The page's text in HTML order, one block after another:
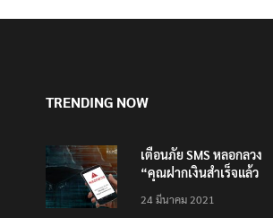
TRENDING NOW
เตือนภัย SMS หลอกลวง
“คุณฝากเงินสำเร็จแล้ว
200,000 บาท”
24 มีนาคม 2021